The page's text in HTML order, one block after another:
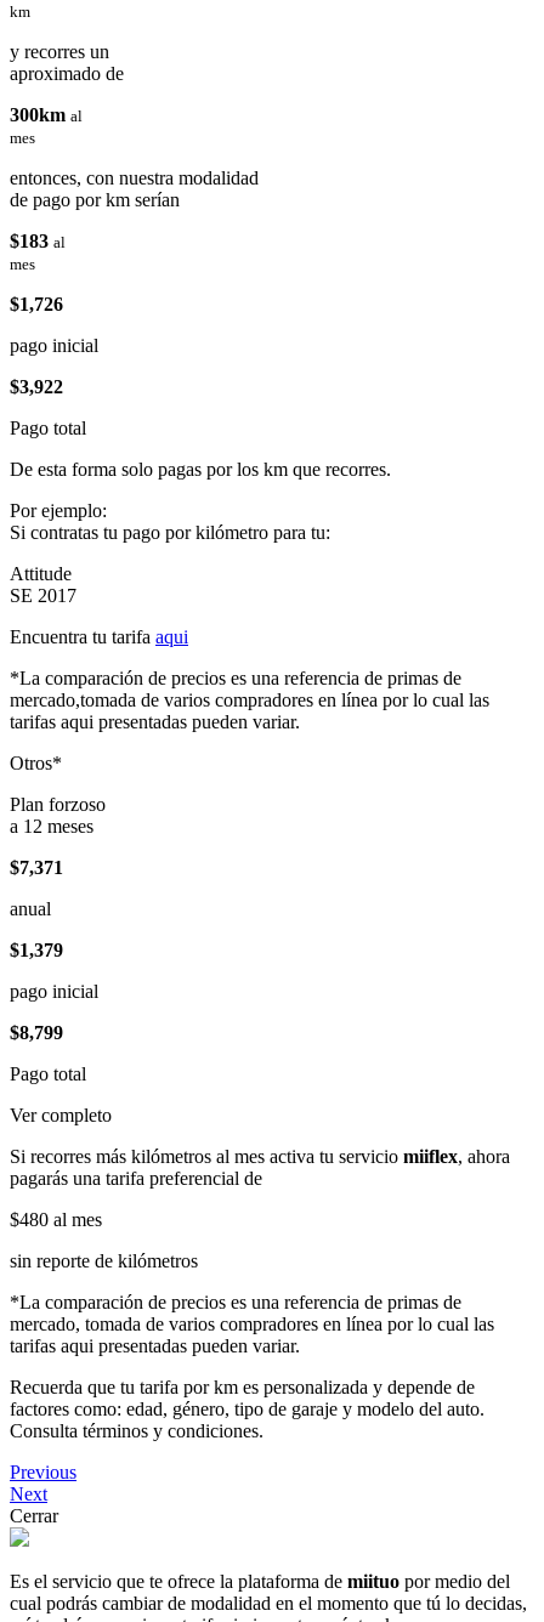
km
y recorres un
aproximado de
300km al
mes
entonces, con nuestra modalidad
de pago por km serían
$183 al
mes
$1,726
pago inicial
$3,922
Pago total
De esta forma solo pagas por los km que recorres.
Por ejemplo:
Si contratas tu pago por kilómetro para tu:
Attitude
SE 2017
Encuentra tu tarifa aqui
*La comparación de precios es una referencia de primas de
mercado,tomada de varios compradores en línea por lo cual las
tarifas aqui presentadas pueden variar.
Otros*
Plan forzoso
a 12 meses
$7,371
anual
$1,379
pago inicial
$8,799
Pago total
Ver completo
Si recorres más kilómetros al mes activa tu servicio miiflex, ahora
pagarás una tarifa preferencial de
$480 al mes
sin reporte de kilómetros
*La comparación de precios es una referencia de primas de
mercado, tomada de varios compradores en línea por lo cual las
tarifas aqui presentadas pueden variar.
Recuerda que tu tarifa por km es personalizada y depende de
factores como: edad, género, tipo de garaje y modelo del auto.
Consulta términos y condiciones.
Previous
Next
Cerrar
Es el servicio que te ofrece la plataforma de miituo por medio del
cual podrás cambiar de modalidad en el momento que tú lo decidas,